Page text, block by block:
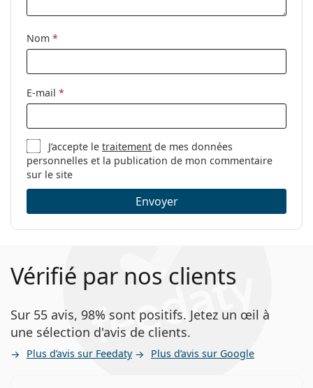
nettoyage:
Autres
Catégorie:
Marque:
Code:
Nom *
E-mail *
J’accepte letraitement de mes données
personnelles et la publication de mon commentaire
sur le site
Envoyer
Vérifié par nos clients
Sur 55 avis, 98% sont positifs. Jetez un œil à
une sélection d'avis de clients.
Plus d’avis sur Feedaty Plus d’avis sur Google